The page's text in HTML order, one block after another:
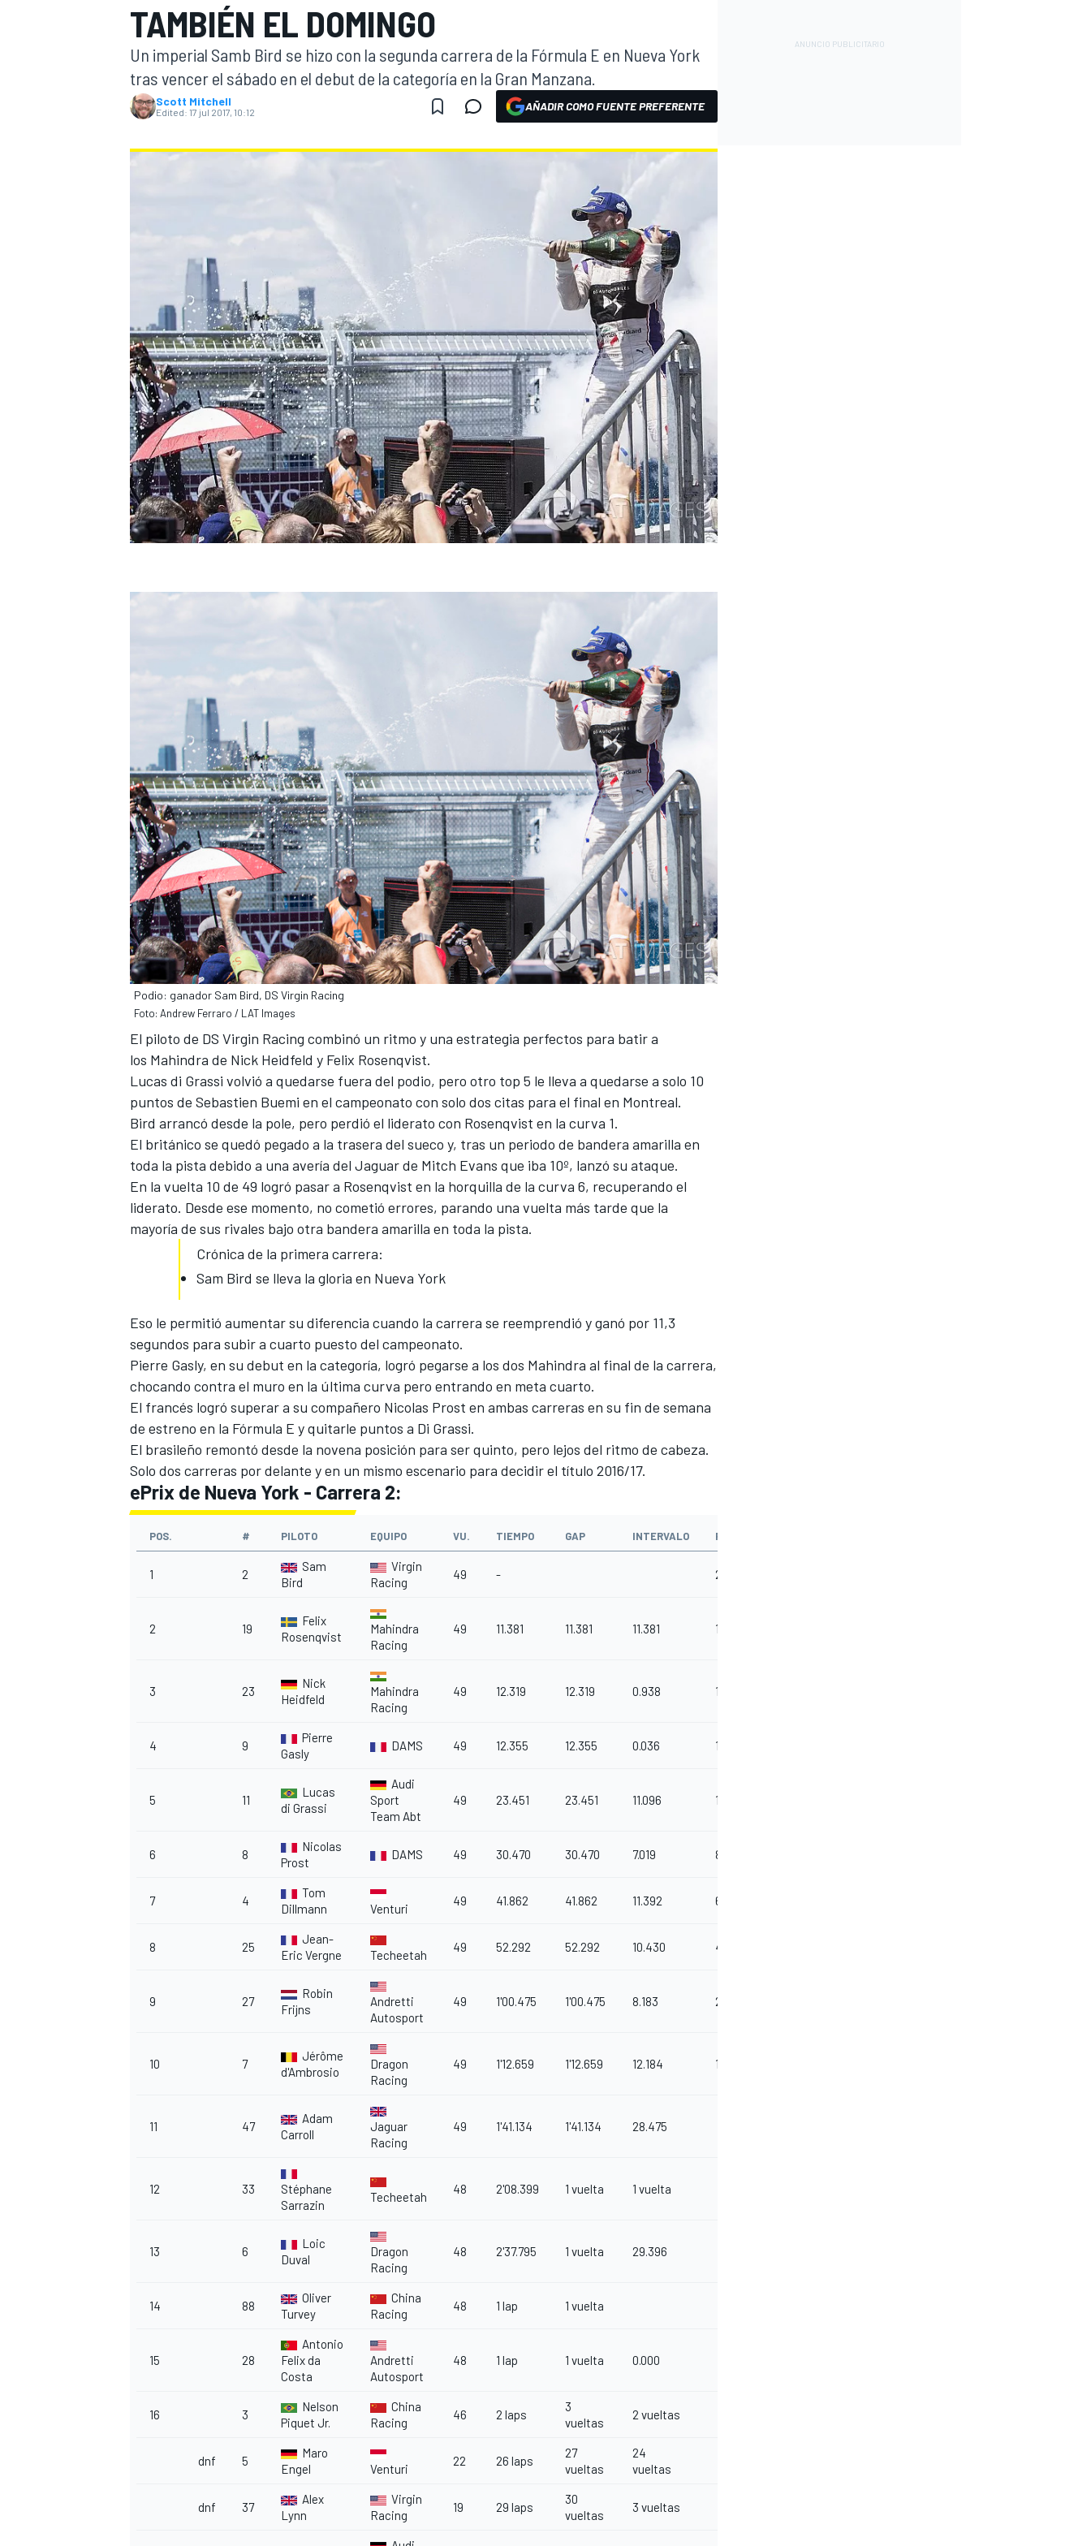
FÓRMULA E MOTO
MÁS
TAMBIÉN EL DOMINGO
Un imperial Samb Bird se hizo con la segunda carrera de la Fórmula E en Nueva York
tras vencer el sábado en el debut de la categoría en la Gran Manzana.
Scott Mitchell
Edited: 17 jul 2017, 10:12 AÑADIR COMO FUENTE PREFERENTE
Podio: ganador Sam Bird, DS Virgin Racing
Foto: Andrew Ferraro / LAT Images
El piloto de DS Virgin Racing combinó un ritmo y una estrategia perfectos para batir a
los Mahindra de Nick Heidfeld y Felix Rosenqvist.
Lucas di Grassi volvió a quedarse fuera del podio, pero otro top 5 le lleva a quedarse a solo 10
puntos de Sebastien Buemi en el campeonato con solo dos citas para el final en Montreal.
Bird arrancó desde la pole, pero perdió el liderato con Rosenqvist en la curva 1.
El británico se quedó pegado a la trasera del sueco y, tras un periodo de bandera amarilla en
toda la pista debido a una avería del Jaguar de Mitch Evans que iba 10º, lanzó su ataque.
En la vuelta 10 de 49 logró pasar a Rosenqvist en la horquilla de la curva 6, recuperando el
liderato. Desde ese momento, no cometió errores, parando una vuelta más tarde que la
mayoría de sus rivales bajo otra bandera amarilla en toda la pista.
Crónica de la primera carrera:
Sam Bird se lleva la gloria en Nueva York
Eso le permitió aumentar su diferencia cuando la carrera se reemprendió y ganó por 11,3
segundos para subir a cuarto puesto del campeonato.
Pierre Gasly, en su debut en la categoría, logró pegarse a los dos Mahindra al final de la carrera,
chocando contra el muro en la última curva pero entrando en meta cuarto.
El francés logró superar a su compañero Nicolas Prost en ambas carreras en su fin de semana
de estreno en la Fórmula E y quitarle puntos a Di Grassi.
El brasileño remontó desde la novena posición para ser quinto, pero lejos del ritmo de cabeza.
Solo dos carreras por delante y en un mismo escenario para decidir el título 2016/17.
ePrix de Nueva York - Carrera 2:
POS. # PILOTO EQUIPO VU. TIEMPO GAP INTERVALO PUNTOS
1 2
Sam
Bird
Virgin
Racing
49 - 28
2 19
Felix
Rosenqvist
Mahindra
Racing
49 11.381 11.381 11.381 18
3 23
Nick
Heidfeld
Mahindra
Racing
49 12.319 12.319 0.938 15
4 9
Pierre
Gasly
DAMS 49 12.355 12.355 0.036 12
5 11
Lucas
di Grassi
Audi
Sport
Team Abt
49 23.451 23.451 11.096 10
6 8
Nicolas
Prost
DAMS 49 30.470 30.470 7.019 8
7 4
Tom
Dillmann
Venturi
49 41.862 41.862 11.392 6
8 25
Jean-
Eric Vergne
Techeetah
49 52.292 52.292 10.430 4
9 27
Robin
Frijns
Andretti
Autosport
49 1'00.475 1'00.475 8.183 2
10 7
Jérôme
d'Ambrosio
Dragon
Racing
49 1'12.659 1'12.659 12.184 1
11 47
Adam
Carroll
Jaguar
Racing
49 1'41.134 1'41.134 28.475
12 33
Stéphane
Sarrazin
Techeetah
48 2'08.399 1 vuelta 1 vuelta
13 6
Loic
Duval
Dragon
Racing
48 2'37.795 1 vuelta 29.396
14 88
Oliver
Turvey
China
Racing
48 1 lap 1 vuelta
15 28
Antonio
Felix da
Costa
Andretti
Autosport
48 1 lap 1 vuelta 0.000
16 3
Nelson
Piquet Jr.
China
Racing
46 2 laps
3
vueltas
2 vueltas
dnf 5
Maro
Engel
Venturi
22 26 laps
27
vueltas
24
vueltas
dnf 37
Alex
Lynn
Virgin
Racing
19 29 laps
30
vueltas
3 vueltas